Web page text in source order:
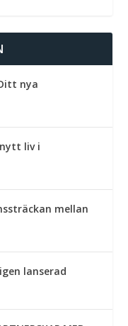
nya
liv i
mellan
lanserad